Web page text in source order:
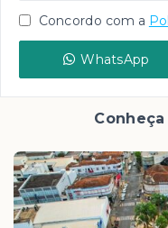
Concordo com a
WhatsApp